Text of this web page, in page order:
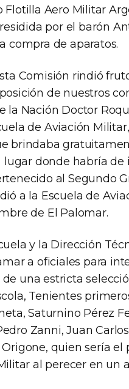
Flotilla Aero Militar
por el barón
compra de aparatos.
Comisión rindió
de nuestros
la Nación Doctor
de Aviación
brindaba
lugar donde habría
al Segundo
a la Escuela de
de El Palomar.
y la Dirección
a oficiales para
una estricta
Tenientes
Saturnino Pérez
Zanni, Juan
quien sería
al perecer en un